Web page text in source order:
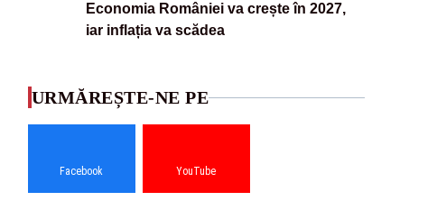
Economia României va crește în 2027,
iar inflația va scădea
URMĂREȘTE-NE PE
Facebook YouTube